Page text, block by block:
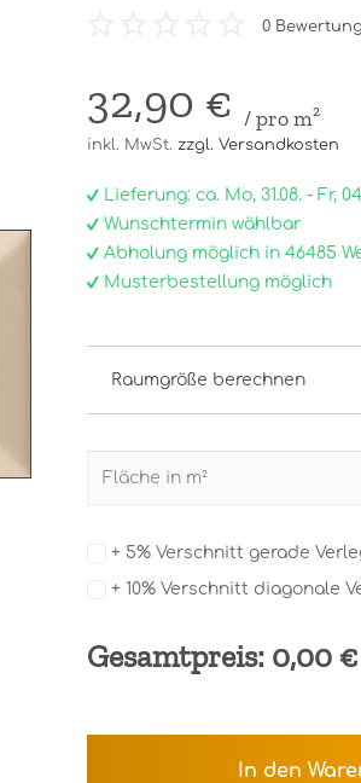
0
32,90 € / pro m²
inkl. MwSt. zzgl. Versandkosten
Lieferung: ca. Mo, 31.08. - Fr,
Wunschtermin wählbar
Abholung möglich in 46485
Musterbestellung möglich
Raumgröße berechnen
+ 5% Verschnitt gerade
+ 10% Verschnitt diagonale
Gesamtpreis: 0,00 €
In den